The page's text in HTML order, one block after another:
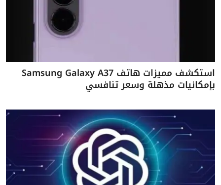
استكشف مميزات هاتف Samsung Galaxy A37
بإمكانيات مذهلة وسعر تنافسي